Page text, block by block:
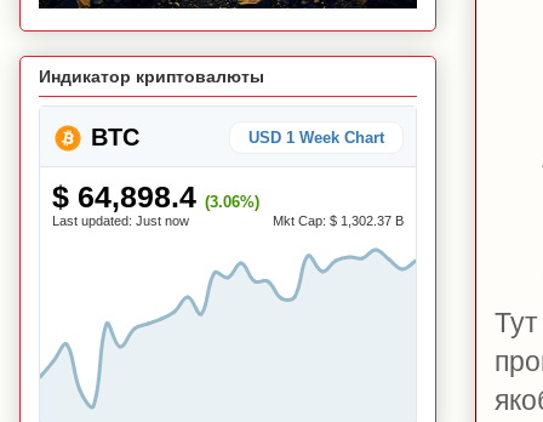
Индикатор криптовалюты
BTC USD 1 Week Chart
$ 64,898.4 (3.06%)
Last updated: Just now Mkt Cap: $ 1,302.37 B